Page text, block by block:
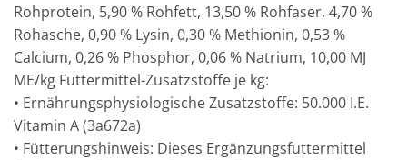
Rohprotein, 5,90 % Rohfett, 13,50 % Rohfaser, 4,70 %
Rohasche, 0,90 % Lysin, 0,30 % Methionin, 0,53 %
Calcium, 0,26 % Phosphor, 0,06 % Natrium, 10,00 MJ
ME/kg Futtermittel-Zusatzstoffe je kg:
• Ernährungsphysiologische Zusatzstoffe: 50.000 I.E.
Vitamin A (3a672a)
• Fütterungshinweis: Dieses Ergänzungsfuttermittel